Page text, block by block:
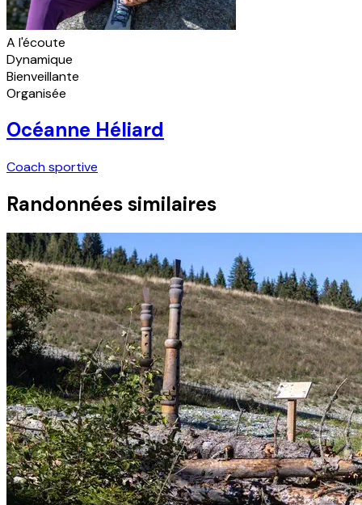
A l'écoute
Dynamique
Bienveillante
Organisée
Océanne Héliard
Coach sportive
Randonnées similaires